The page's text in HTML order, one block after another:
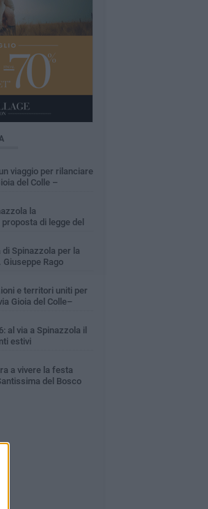
viaggio per rilanciare
del Colle –
la
di legge del
di Spinazzola per la
Rago
e territori uniti per
Gioia del Colle–
al via a Spinazzola il
estivi
a vivere la festa
del Bosco